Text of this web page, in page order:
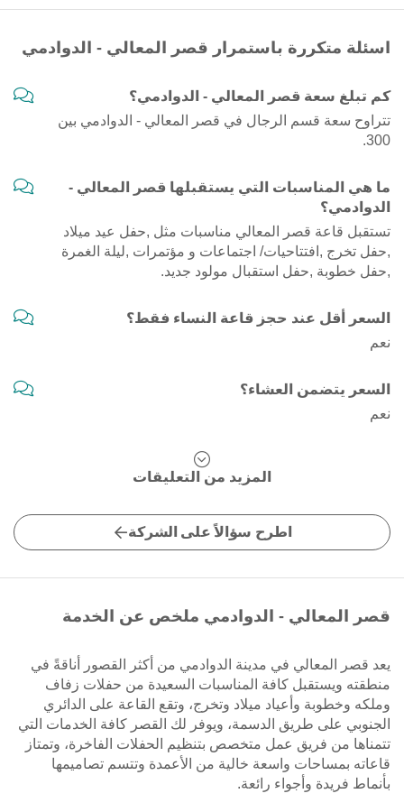
اسئلة متكررة باستمرار قصر المعالي - الدوادمي
كم تبلغ سعة قصر المعالي - الدوادمي؟
تتراوح سعة قسم الرجال في قصر المعالي - الدوادمي بين
300.
ما هي المناسبات التي يستقبلها قصر المعالي -
الدوادمي؟
تستقبل قاعة قصر المعالي مناسبات مثل ,حفل عيد ميلاد
,حفل تخرج ,افتتاحيات/ اجتماعات و مؤتمرات ,ليلة الغمرة
,حفل خطوبة ,حفل استقبال مولود جديد.
السعر أقل عند حجز قاعة النساء فقط؟
نعم
السعر يتضمن العشاء؟
نعم
المزيد من التعليقات
اطرح سؤالاً على الشركة
قصر المعالي - الدوادمي ملخص عن الخدمة
يعد قصر المعالي في مدينة الدوادمي من أكثر القصور أناقةً في
منطقته ويستقبل كافة المناسبات السعيدة من حفلات زفاف
وملكه وخطوبة وأعياد ميلاد وتخرج، وتقع القاعة على الدائري
الجنوبي على طريق الدسمة، ويوفر لك القصر كافة الخدمات التي
تتمناها من فريق عمل متخصص بتنظيم الحفلات الفاخرة، وتمتاز
قاعاته بمساحات واسعة خالية من الأعمدة وتتسم تصاميمها
بأنماط فريدة وأجواء رائعة.